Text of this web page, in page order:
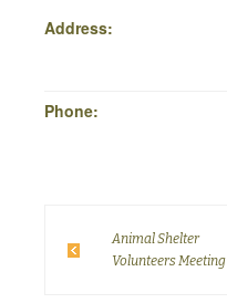
Address:
Phone:
Animal Shelter
Volunteers Meeting